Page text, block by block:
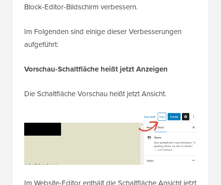
Block-Editor-Bildschirm verbessern.
Im Folgenden sind einige dieser Verbesserungen
aufgeführt:
Vorschau-Schaltfläche heißt jetzt Anzeigen
Die Schaltfläche Vorschau heißt jetzt Ansicht.